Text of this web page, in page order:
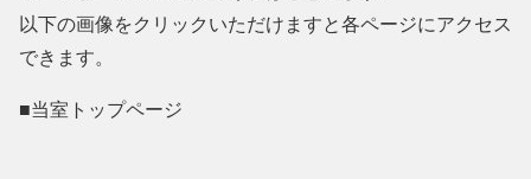
以下の画像をクリックいただけますと各ページにアクセス
できます。
■当室トップページ